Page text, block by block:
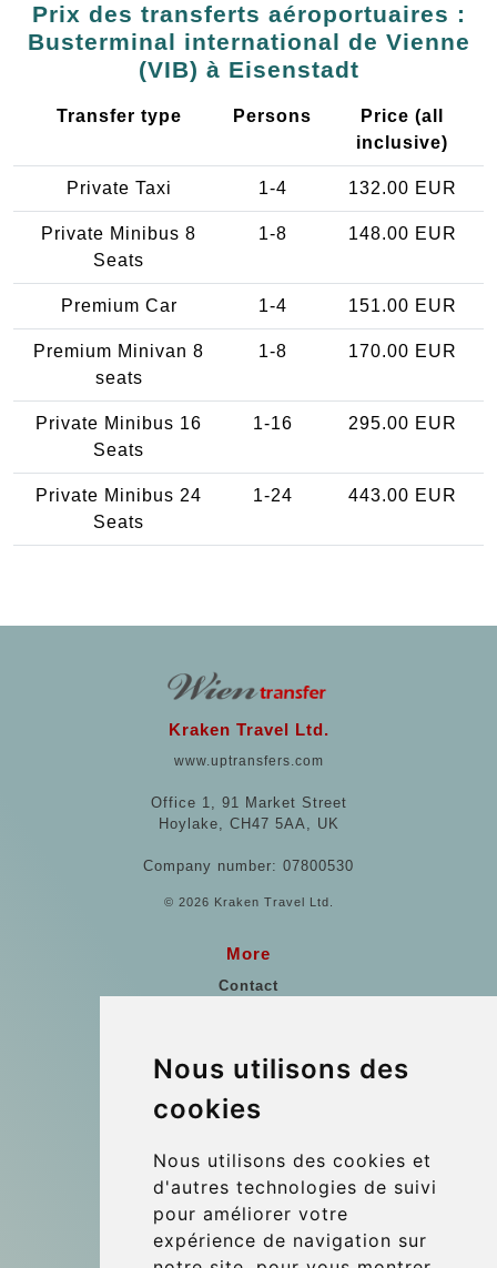
Nous utilisons des
cookies
Nous utilisons des cookies et
d'autres technologies de suivi
pour améliorer votre
expérience de navigation sur
Prix des transferts aéroportuaires :
Busterminal international de Vienne
(VIB) à Eisenstadt
Transfer type Persons
Price (all
inclusive)
Private Taxi 1-4 132.00 EUR
Private Minibus 8
Seats
1-8 148.00 EUR
Premium Car 1-4 151.00 EUR
Premium Minivan 8
seats
1-8 170.00 EUR
Private Minibus 16
Seats
1-16 295.00 EUR
Private Minibus 24
Seats
1-24 443.00 EUR
Kraken Travel Ltd.
www.uptransfers.com
Office 1, 91 Market Street
Hoylake, CH47 5AA, UK
Company number: 07800530
© 2026 Kraken Travel Ltd.
More
Contact
Vienne Transfert Aéroport
Les références
Update cookies preferences
Contact